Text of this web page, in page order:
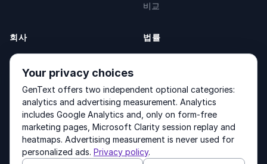
비교
회사
소개
문의
제품
법률
Terms of Service
Other products by GenText Group:LexDraft· MentalNote
Your privacy choices
GenText offers two independent optional categories:
analytics and advertising measurement. Analytics
includes Google Analytics and, only on form-free
marketing pages, Microsoft Clarity session replay and
heatmaps. Advertising measurement is never used for
personalized ads. Privacy policy.